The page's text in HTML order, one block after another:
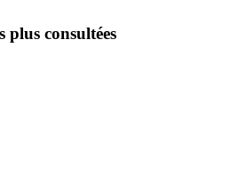
plus consultées